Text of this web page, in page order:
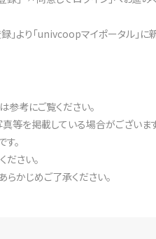
り「univcoopマイポータル」に
参考にご覧ください。
等を掲載している場合がございます
。
さい。
かじめご了承ください。